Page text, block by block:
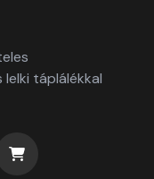
táplálékkal